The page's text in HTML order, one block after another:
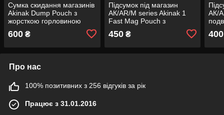
Сумка скидання магазинів
Akinak Dump Pouch з
жорсткою горловиною
тип1 (MOLLE / на петлях /
швидкоскид)
600 ₴
Підсумок під магазин
АК/AR/M series Akinak 1
Fast Mag Pouch з
450₴
АК/
400
Про нас
100% позитивних з 256 відгуків за рік
Працює з 31.01.2016